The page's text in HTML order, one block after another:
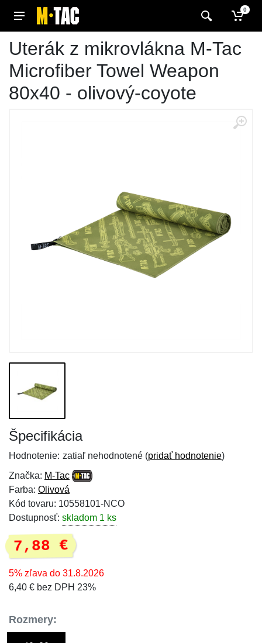
0
Uterák z mikrovlákna M-Tac
Microfiber Towel Weapon
80x40 - olivový-coyote
Špecifikácia
Hodnotenie: zatiaľ nehodnotené (pridať hodnotenie)
Značka: M-Tac
Farba: Olivová
Kód tovaru: 10558101-NCO
Dostupnosť: skladom 1 ks
7,88 €
5% zľava do 31.8.2026
6,40 € bez DPH 23%
Rozmery: